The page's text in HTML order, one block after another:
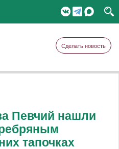
Сделать новость
Певчий нашли
тапочках